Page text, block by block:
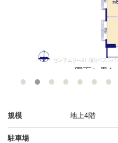
図面と異
規模 地上4階
駐車場